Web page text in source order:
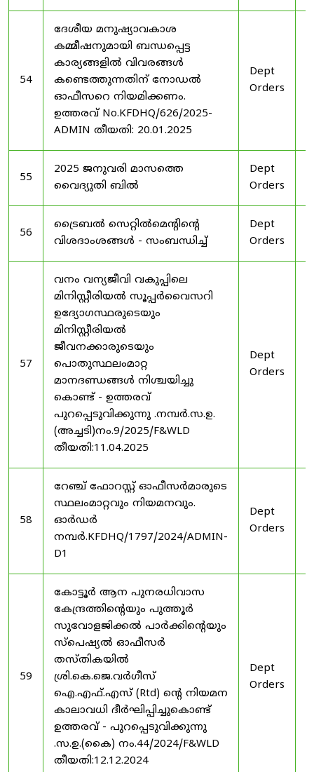
54
ദേശീയ മനുഷ്യാവകാശ
കമ്മീഷനുമായി ബന്ധപ്പെട്ട
കാര്യങ്ങളിൽ വിവരങ്ങൾ
കണ്ടെത്തുന്നതിന് നോഡൽ
ഓഫീസറെ നിയമിക്കണം.
ഉത്തരവ് No.KFDHQ/626/2025-
ADMIN തീയതി: 20.01.2025
Dept
Orders
55
2025 ജനുവരി മാസത്തെ
വൈദ്യുതി ബിൽ
Dept
Orders
56
ട്രൈബൽ സെറ്റിൽമെൻ്റിൻ്റെ
വിശദാംശങ്ങൾ - സംബന്ധിച്ച്
Dept
Orders
57
വനം വന്യജീവി വകുപ്പിലെ
മിനിസ്റ്റീരിയൽ സൂപ്പർവൈസറി
ഉദ്യോഗസ്ഥരുടെയും
മിനിസ്റ്റീരിയൽ
ജീവനക്കാരുടെയും
പൊതുസ്ഥലംമാറ്റ
മാനദണ്ഡങ്ങൾ നിശ്ചയിച്ചു
കൊണ്ട് - ഉത്തരവ്
പുറപ്പെടുവിക്കുന്നു .നമ്പർ.സ.ഉ.
(അച്ചടി)നം.9/2025/F&WLD
തീയതി:11.04.2025
Dept
Orders
58
റേഞ്ച് ഫോറസ്റ്റ് ഓഫീസർമാരുടെ
സ്ഥലംമാറ്റവും നിയമനവും.
ഓർഡർ
നമ്പർ.KFDHQ/1797/2024/ADMIN-
D1
Dept
Orders
59
കോട്ടൂർ ആന പുനരധിവാസ
കേന്ദ്രത്തിന്റെയും പുത്തൂർ
സുവോളജിക്കൽ പാർക്കിന്റെയും
സ്പെഷ്യൽ ഓഫീസർ
തസ്തികയിൽ
ശ്രി.കെ.ജെ.വർഗീസ്
ഐ.എഫ്.എസ് (Rtd) ന്റെ നിയമന
കാലാവധി ദീർഘിപ്പിച്ചുകൊണ്ട്
ഉത്തരവ് - പുറപ്പെടുവിക്കുന്നു
.സ.ഉ.(കൈ) നം.44/2024/F&WLD
തീയതി:12.12.2024
Dept
Orders